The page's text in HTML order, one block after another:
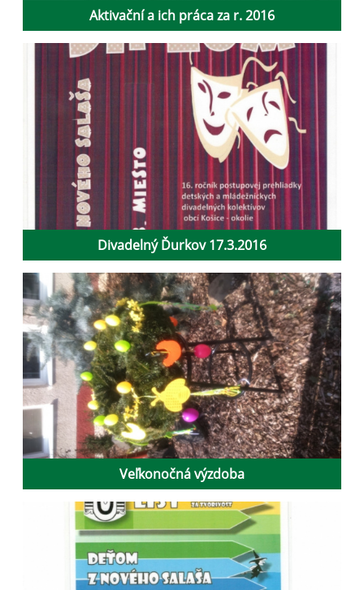
Aktivační a ich práca za r. 2016
Divadelný Ďurkov 17.3.2016
Veľkonočná výzdoba